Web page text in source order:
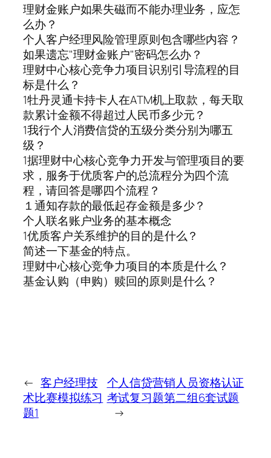
理财金账户如果失磁而不能办理业务，应怎
么办？
个人客户经理风险管理原则包含哪些内容？
如果遗忘"理财金账户"密码怎么办？
理财中心核心竞争力项目识别引导流程的目
标是什么？
1牡丹灵通卡持卡人在ATM机上取款，每天取
款累计金额不得超过人民币多少元？
1我行个人消费信贷的五级分类分别为哪五
级？
1据理财中心核心竞争力开发与管理项目的要
求，服务于优质客户的总流程分为四个流
程，请回答是哪四个流程？
１通知存款的最低起存金额是多少？
个人联名账户业务的基本概念
1优质客户关系维护的目的是什么？
简述一下基金的特点。
理财中心核心竞争力项目的本质是什么？
基金认购（申购）赎回的原则是什么？
← 客户经理技
术比赛模拟练习
题1
个人信贷营销人员资格认证
考试复习题第二组6套试题
→